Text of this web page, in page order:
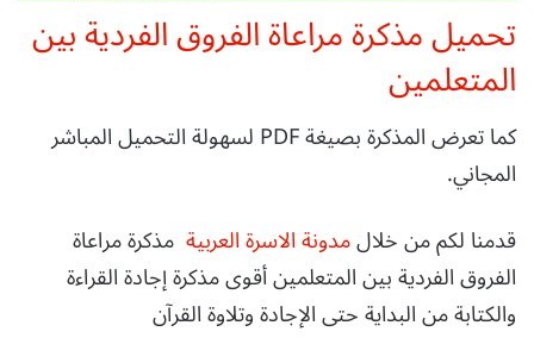
تحميل مذكرة مراعاة الفروق الفردية بين
المتعلمين
كما تعرض المذكرة بصيغة PDF لسهولة التحميل المباشر
المجاني.
قدمنا لكم من خلالمدونة الاسرة العربية مذكرة مراعاة
الفروق الفردية بين المتعلمين أقوى مذكرة إجادة القراءة
والكتابة من البداية حتى الإجادة وتلاوة القرآن